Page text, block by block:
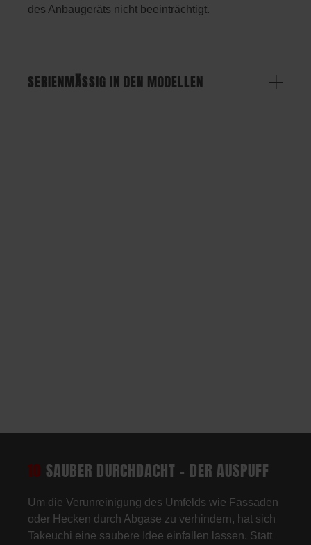
des Anbaugeräts nicht beeinträchtigt.
SERIENMÄSSIG IN DEN MODELLEN
10 SAUBER DURCHDACHT – DER AUSPUFF
Um die Verunreinigung des Umfelds wie Fassaden
oder Hecken durch Abgase zu verhindern, hat sich
Takeuchi eine saubere Idee einfallen lassen. Statt